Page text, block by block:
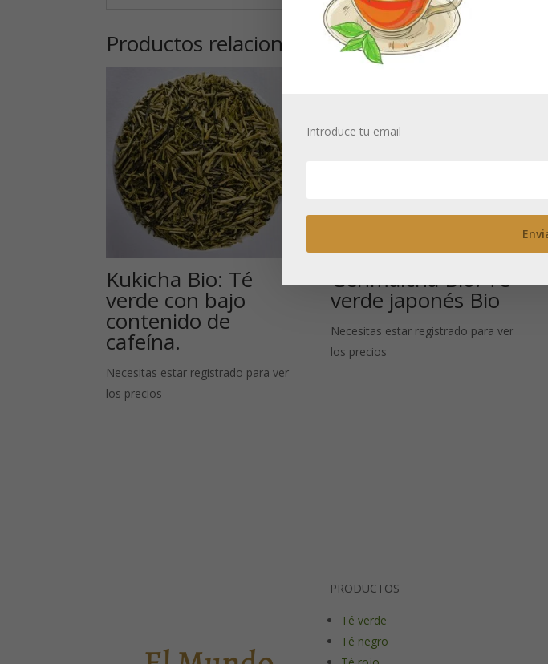
Productos relacionados
Kukicha Bio: Té
verde con bajo
contenido de
cafeína.
Necesitas estar registrado para ver
los precios
Genmaicha Bio: Té
verde japonés Bio
Necesitas estar registrado para ver
los precios
PRODUCTOS
Té verde
Té negro
Introduce tu email